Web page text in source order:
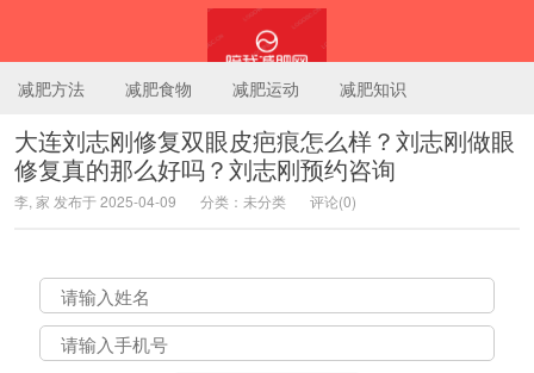
陪我减肥网
减肥方法 减肥食物 减肥运动 减肥知识
大连刘志刚修复双眼皮疤痕怎么样？刘志刚做眼
修复真的那么好吗？刘志刚预约咨询
李, 家 发布于 2025-04-09 分类：未分类 评论(0)